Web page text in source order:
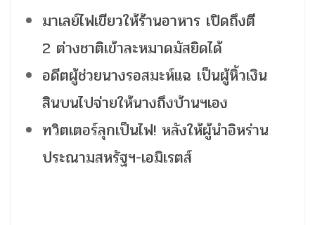
มาเลย์ไฟเขียวให้ร้านอาหาร เปิดถึงตี
2 ต่างชาติเข้าละหมาดมัสยิดได้
อดีตผู้ช่วยนางรอสมะห์แฉ เป็นผู้หิ้วเงิน
สินบนไปจ่ายให้นางถึงบ้านฯเอง
ทวิตเตอร์ลุกเป็นไฟ! หลังให้ผู้นำอิหร่าน
ประณามสหรัฐฯ-เอมิเรตส์